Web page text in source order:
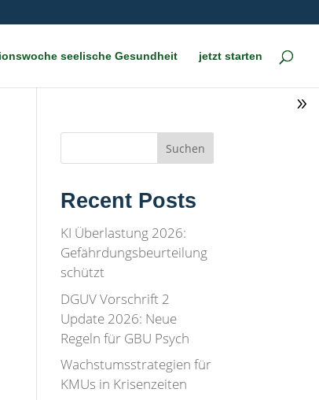
seelische Gesundheit jetzt starten
Suchen
Recent Posts
KI Überlastung 2026:
Gefährdungsbeurteilung
schützt
DGUV Vorschrift 2
Update 2026: Neue
Regeln für GBU Psych
Wachstumsstrategien für
KMUs in Krisenzeiten